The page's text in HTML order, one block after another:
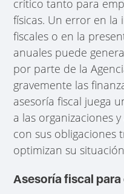
crítico tanto para
físicas. Un error en la
fiscales o en la
anuales puede
por parte de la
gravemente las
asesoría fiscal juega
a las organizaciones
con sus obligaciones
optimizan su
Asesoría fiscal para